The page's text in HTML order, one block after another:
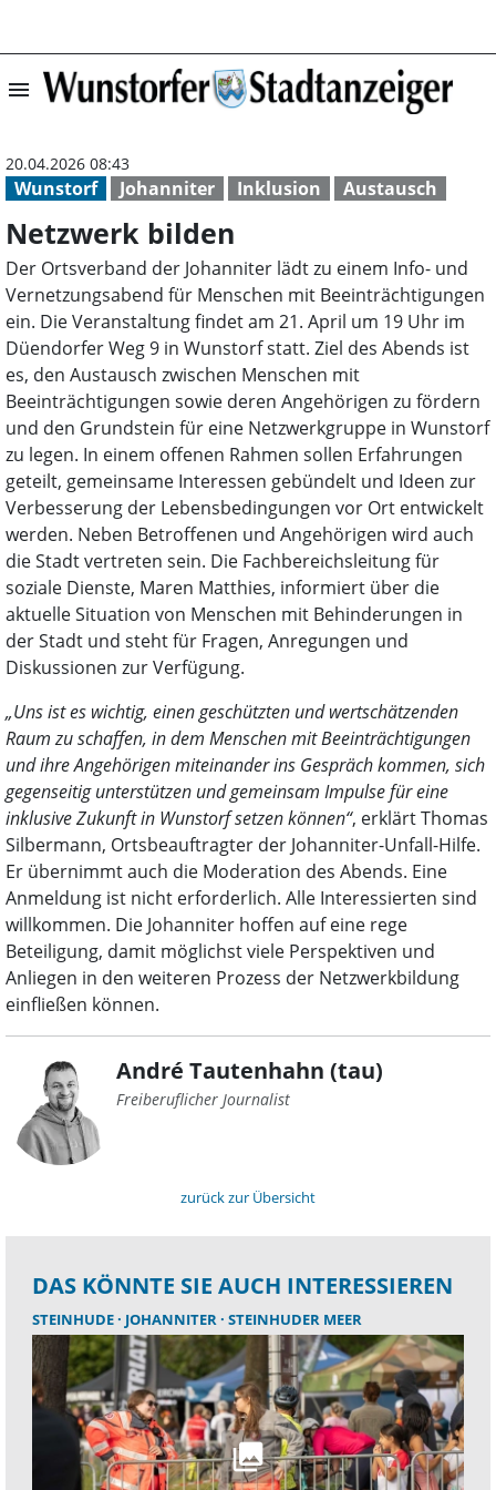
menu Netzwerk
Wunstorf Johanniter Inklusion Austausch
20.04.2026 08:43
Netzwerk bilden
Der Ortsverband der Johanniter lädt zu einem Info- und
Vernetzungsabend für Menschen mit Beeinträchtigungen
ein. Die Veranstaltung findet am 21. April um 19 Uhr im
Düendorfer Weg 9 in Wunstorf statt. Ziel des Abends ist
es, den Austausch zwischen Menschen mit
Beeinträchtigungen sowie deren Angehörigen zu fördern
und den Grundstein für eine Netzwerkgruppe in Wunstorf
zu legen. In einem offenen Rahmen sollen Erfahrungen
geteilt, gemeinsame Interessen gebündelt und Ideen zur
Verbesserung der Lebensbedingungen vor Ort entwickelt
werden. Neben Betroffenen und Angehörigen wird auch
die Stadt vertreten sein. Die Fachbereichsleitung für
soziale Dienste, Maren Matthies, informiert über die
aktuelle Situation von Menschen mit Behinderungen in
der Stadt und steht für Fragen, Anregungen und
Diskussionen zur Verfügung.
„Uns ist es wichtig, einen geschützten und wertschätzenden
Raum zu schaffen, in dem Menschen mit Beeinträchtigungen
und ihre Angehörigen miteinander ins Gespräch kommen, sich
gegenseitig unterstützen und gemeinsam Impulse für eine
inklusive Zukunft in Wunstorf setzen können“, erklärt Thomas
Silbermann, Ortsbeauftragter der Johanniter-Unfall-Hilfe.
Er übernimmt auch die Moderation des Abends. Eine
Anmeldung ist nicht erforderlich. Alle Interessierten sind
willkommen. Die Johanniter hoffen auf eine rege
Beteiligung, damit möglichst viele Perspektiven und
Anliegen in den weiteren Prozess der Netzwerkbildung
einfließen können.
André Tautenhahn (tau)
Freiberuflicher Journalist
zurück zur Übersicht
DAS KÖNNTE SIE AUCH INTERESSIEREN
STEINHUDE JOHANNITER STEINHUDER MEER